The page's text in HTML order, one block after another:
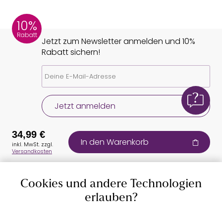
10%
Rabatt
Jetzt zum Newsletter anmelden und 10%
Rabatt sichern!
Jetzt anmelden
Auszeichnungen
34,99 €
inkl. MwSt. zzgl.
Versandkosten
In den Warenkorb
Cookies und andere Technologien
erlauben?